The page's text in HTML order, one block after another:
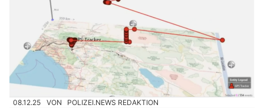
08.12.25 VON POLIZEI.NEWS REDAKTION